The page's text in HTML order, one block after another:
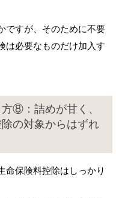
ですが、そのために不要
は必要なものだけ加入す
⑧：詰めが甘く、
の対象からはずれ
命保険料控除はしっかり